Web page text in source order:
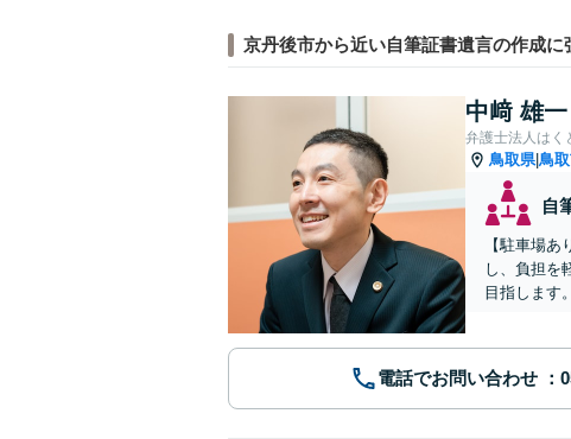
京丹後市から近い自筆証書遺言の作成に
中﨑 雄一
弁護士法人はく
鳥取県|鳥
自
【駐車場
し、負担を
目指します。
電話でお問い合わせ